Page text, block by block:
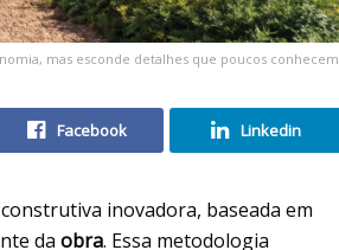
mas esconde detalhes que poucos conhecem.
Facebook Linkedin
inovadora, baseada em
da obra. Essa metodologia